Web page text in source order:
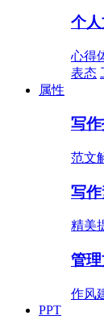
个
心得
表态
属性
写
范文
写
精美
管
作风
PPT